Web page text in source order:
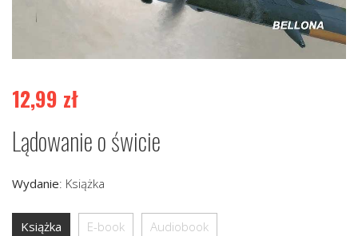
12,99 zł
Lądowanie o świcie
Wydanie: Książka
Książka E-book Audiobook